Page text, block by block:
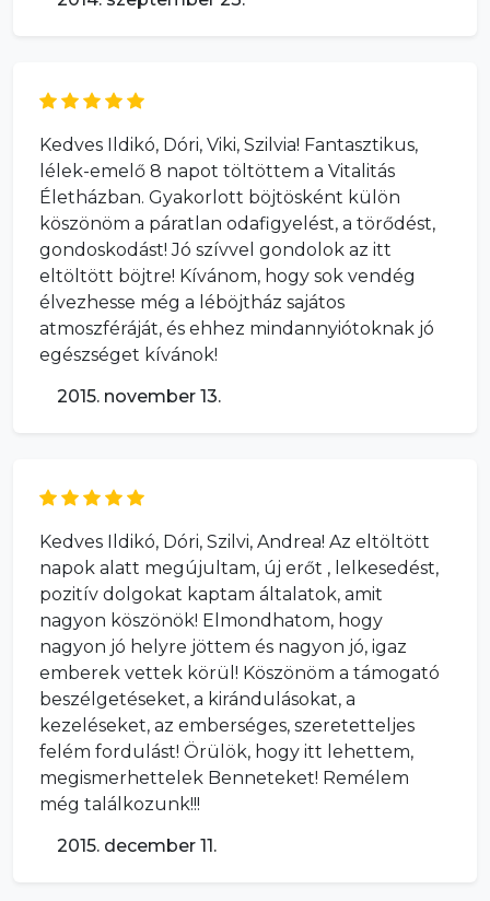
Kedves Ildikó, Dóri, Viki, Szilvia! Fantasztikus,
lélek-emelő 8 napot töltöttem a Vitalitás
Életházban. Gyakorlott böjtösként külön
köszönöm a páratlan odafigyelést, a törődést,
gondoskodást! Jó szívvel gondolok az itt
eltöltött böjtre! Kívánom, hogy sok vendég
élvezhesse még a léböjtház sajátos
atmoszféráját, és ehhez mindannyiótoknak jó
egészséget kívánok!
2015. november 13.
Kedves Ildikó, Dóri, Szilvi, Andrea! Az eltöltött
napok alatt megújultam, új erőt , lelkesedést,
pozitív dolgokat kaptam általatok, amit
nagyon köszönök! Elmondhatom, hogy
nagyon jó helyre jöttem és nagyon jó, igaz
emberek vettek körül! Köszönöm a támogató
beszélgetéseket, a kirándulásokat, a
kezeléseket, az emberséges, szeretetteljes
felém fordulást! Örülök, hogy itt lehettem,
megismerhettelek Benneteket! Remélem
még találkozunk!!!
2015. december 11.